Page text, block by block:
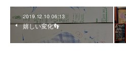
2019.12.10 06:13
嬉しい変化👣